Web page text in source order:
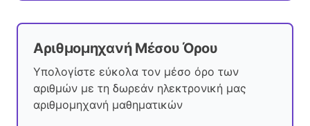
Αριθμομηχανή Μέσου Όρου
Υπολογίστε εύκολα τον μέσο όρο των
αριθμών με τη δωρεάν ηλεκτρονική μας
αριθμομηχανή μαθηματικών